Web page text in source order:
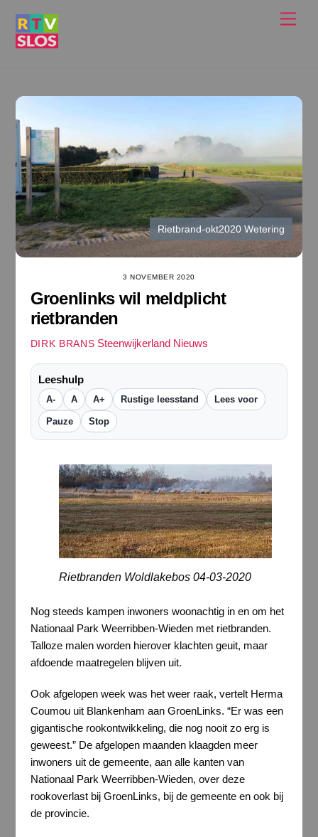
Rietbrand-okt2020 Wetering
3 NOVEMBER 2020
Groenlinks wil meldplicht
rietbranden
DIRK BRANS Steenwijkerland Nieuws
Leeshulp
A- A A+ Rustige leesstand Lees voor
Pauze Stop
Rietbranden Woldlakebos 04-03-2020
Nog steeds kampen inwoners woonachtig in en om het
Nationaal Park Weerribben-Wieden met rietbranden.
Talloze malen worden hierover klachten geuit, maar
afdoende maatregelen blijven uit.
Ook afgelopen week was het weer raak, vertelt Herma
Coumou uit Blankenham aan GroenLinks. “Er was een
gigantische rookontwikkeling, die nog nooit zo erg is
geweest.” De afgelopen maanden klaagden meer
inwoners uit de gemeente, aan alle kanten van
Nationaal Park Weerribben-Wieden, over deze
rookoverlast bij GroenLinks, bij de gemeente en ook bij
de provincie.